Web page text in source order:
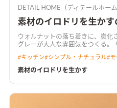
DETAIL HOME（ディテールホーム
素材のイロドリを生か
ウォルナットの落ち着きに、炭化
グレーが大人な雰囲気をつくる。 リビングは構造材を現した勾
ウ、塗り壁を使用し素材感を大切
#キッチン#シンプル・ナチュラル#
素材のイロドリを生かす